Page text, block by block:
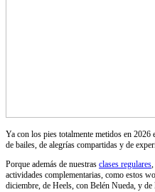
Ya con los pies totalmente metidos en 2026
de bailes, de alegrías compartidas y de
Porque además de nuestras clases regulares,
actividades complementarias, como estos
diciembre, de Heels, con Belén Nueda, y